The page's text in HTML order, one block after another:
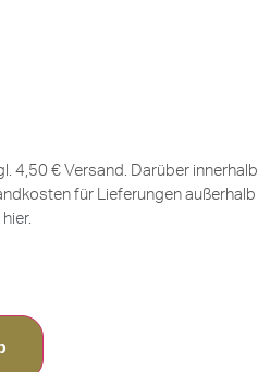
4,50 € Versand. Darüber innerhalb
für Lieferungen außerhalb
hier.